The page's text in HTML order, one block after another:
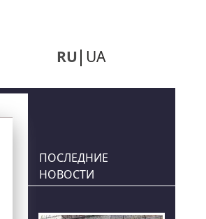
RU UA
ПОСЛЕДНИЕ
НОВОСТИ